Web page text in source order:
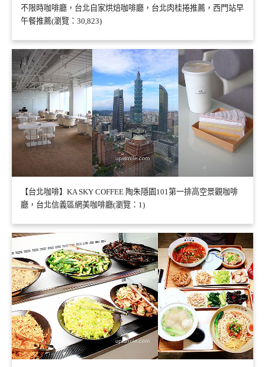
不限時咖啡廳，台北自家烘焙咖啡廳，台北肉桂捲推薦，西門站早
午餐推薦(瀏覽：30,823)
【台北咖啡】KA SKY COFFEE 陶朱隱園101第一排高空景觀咖啡
廳，台北信義區網美咖啡廳(瀏覽：1)